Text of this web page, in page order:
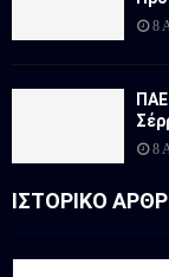
8
8
ΙΣΤΟΡΙΚΟ